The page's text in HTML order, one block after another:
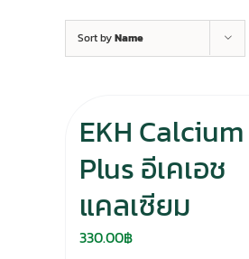
Sort byName
EKH Calcium
Plus อีเคเอช
แคลเซียม
330.00฿